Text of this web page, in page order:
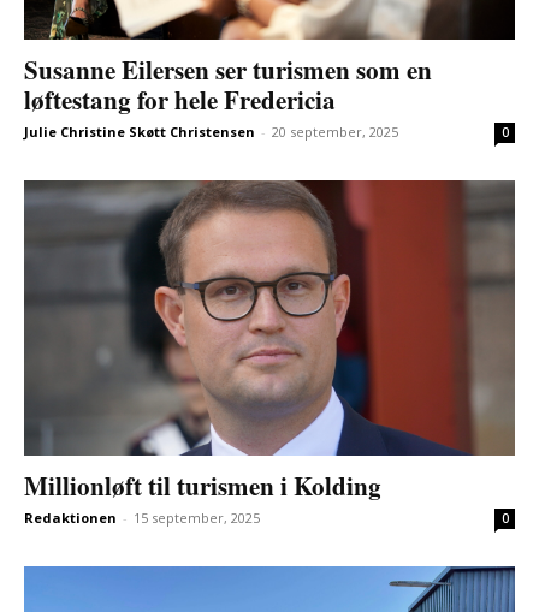
Susanne Eilersen ser turismen som en
løftestang for hele Fredericia
Julie Christine Skøtt Christensen - 20 september, 2025 0
Millionløft til turismen i Kolding
Redaktionen - 15 september, 2025 0